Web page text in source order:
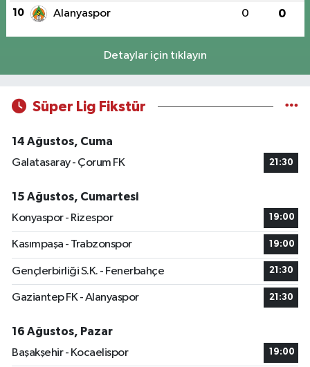
10 Alanyaspor 0 0
Detaylar için tıklayın
Süper Lig Fikstür
14 Ağustos, Cuma
Galatasaray - Çorum FK
21:30
15 Ağustos, Cumartesi
Konyaspor - Rizespor
19:00
Kasımpaşa - Trabzonspor 19:00
Gençlerbirliği S.K. - Fenerbahçe 21:30
Gaziantep FK - Alanyaspor 21:30
16 Ağustos, Pazar
Başakşehir - Kocaelispor
19:00